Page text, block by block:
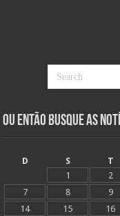
Ou Então Busque as
D
S T
1
2
7
8 9
14
15 16